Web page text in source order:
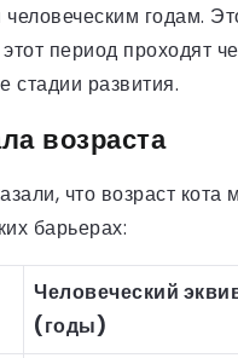
годам.
период проходят
стадии развития.
возраста
что возраст кота
барьерах:
Человеческий
(годы)